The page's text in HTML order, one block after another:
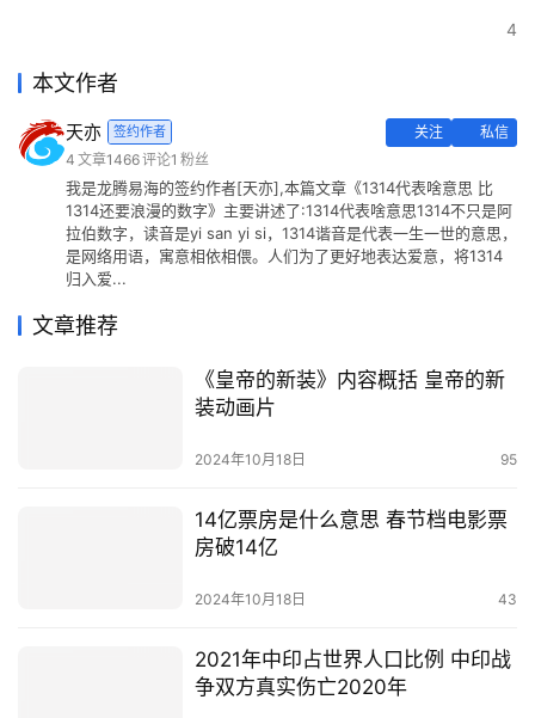
4
本文作者
天亦 签约作者 关注
私信
4 文章1466评论1 粉丝
我是龙腾易海的签约作者[天亦],本篇文章《1314代表啥意思 比
1314还要浪漫的数字》主要讲述了:1314代表啥意思1314不只是阿
拉伯数字，读音是yi san yi si，1314谐音是代表一生一世的意思，
是网络用语，寓意相依相偎。人们为了更好地表达爱意，将1314
归入爱...
文章推荐
《皇帝的新装》内容概括 皇帝的新
装动画片
2024年10月18日 95
14亿票房是什么意思 春节档电影票
房破14亿
2024年10月18日 43
2021年中印占世界人口比例 中印战
争双方真实伤亡2020年